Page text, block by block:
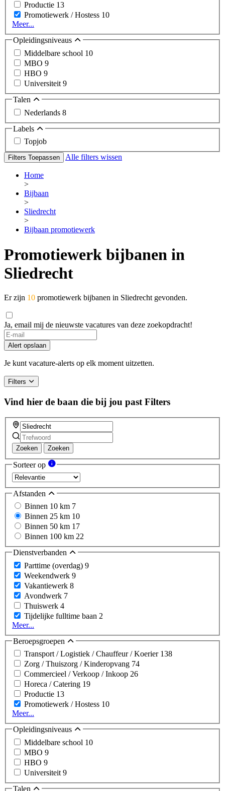
Productie 13
Promotiewerk / Hostess 10
Meer...
Opleidingsniveaus
Middelbare school 10
MBO 9
HBO 9
Universiteit 9
Talen
Nederlands 8
Labels
Topjob
Filters Toepassen Alle filters wissen
Home
>
Bijbaan
>
Sliedrecht
>
Bijbaan promotiewerk
Promotiewerk bijbanen in
Sliedrecht
Er zijn 10 promotiewerk bijbanen in Sliedrecht gevonden.
Ja, email mij de nieuwste vacatures van deze zoekopdracht!
Alert opslaan
Je kunt vacature-alerts op elk moment uitzetten.
Filters
Vind hier de baan die bij jou past Filters
Zoeken Zoeken
Sorteer op
Afstanden
Binnen 10 km 7
Binnen 25 km 10
Binnen 50 km 17
Binnen 100 km 22
Dienstverbanden
Parttime (overdag) 9
Weekendwerk 9
Vakantiewerk 8
Avondwerk 7
Thuiswerk 4
Tijdelijke fulltime baan 2
Meer...
Beroepsgroepen
Transport / Logistiek / Chauffeur / Koerier 138
Zorg / Thuiszorg / Kinderopvang 74
Commercieel / Verkoop / Inkoop 26
Horeca / Catering 19
Productie 13
Promotiewerk / Hostess 10
Meer...
Opleidingsniveaus
Middelbare school 10
MBO 9
HBO 9
Universiteit 9
Talen